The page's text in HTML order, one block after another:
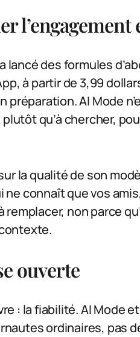
l’engagement
lancé des formules
à partir de 3,99
préparation. AI Mode
plutôt qu’à chercher,
la qualité de son
connaît que vos
non parce
ouverte
: la fiabilité. AI Mode et
ordinaires, pas